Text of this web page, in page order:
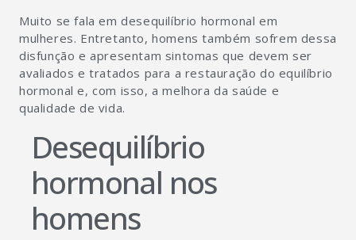
Muito se fala em desequilíbrio hormonal em
mulheres. Entretanto, homens também sofrem dessa
disfunção e apresentam sintomas que devem ser
avaliados e tratados para a restauração do equilíbrio
hormonal e, com isso, a melhora da saúde e
qualidade de vida.
Desequilíbrio
hormonal nos
homens